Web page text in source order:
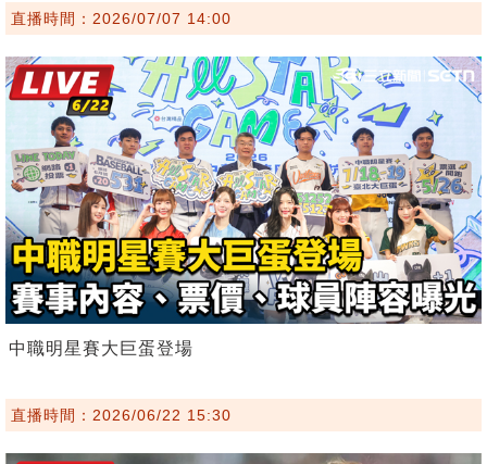
直播時間：2026/07/07 14:00
中職明星賽大巨蛋登場
直播時間：2026/06/22 15:30